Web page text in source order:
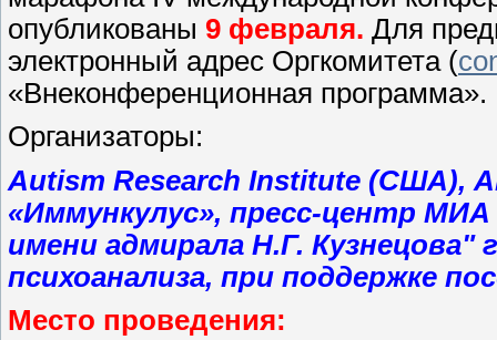
опубликованы 9 февраля. Для
электронный адрес Оргкомитета (
«Внеконференционная программа».
Организаторы:
Autism Research Institute (США),
«Иммункулус», пресс-центр
имени адмирала Н.Г.
психоанализа, при поддержке
Место проведения: